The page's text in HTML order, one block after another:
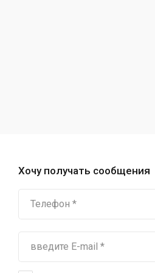
Хочу получать сообщения